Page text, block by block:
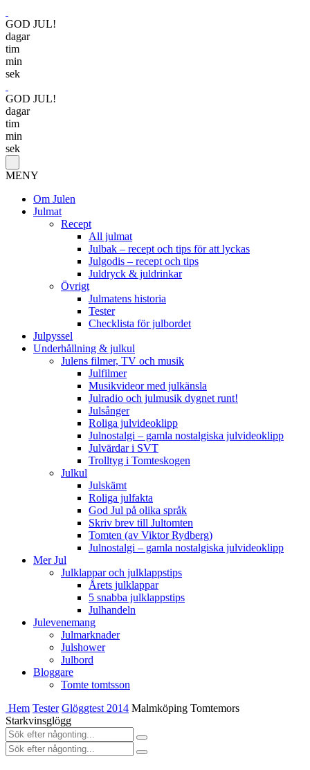
GOD JUL!
dagar
tim
min
sek
GOD JUL!
dagar
tim
min
sek
MENY
Om Julen
Julmat
Recept
All julmat
Julbak – recept och tips för att lyckas
Julgodis – recept och tips
Juldryck & juldrinkar
Övrigt
Julmatens historia
Tester
Checklista för julbordet
Julpyssel
Underhållning & julkul
Julens filmer, TV och musik
Julfilmer
Musikvideor med julkänsla
Julradio och julmusik dygnet runt!
Julsånger
Roliga julvideoklipp
Julnostalgi – gamla nostalgiska julvideoklipp
Julvärdar i SVT
Trolltyg i Tomteskogen
Julkul
Julskämt
Roliga julfakta
God Jul på olika språk
Skriv brev till Jultomten
Tomten (av Viktor Rydberg)
Julnostalgi – gamla nostalgiska julvideoklipp
Mer Jul
Julklappar och julklappstips
Årets julklappar
5 snabba julklappstips
Julhandeln
Julevenemang
Julmarknader
Julshower
Julbord
Bloggare
Tomte tomtsson
Hem Tester Glöggtest 2014 Malmköping Tomtemors
Starkvinsglögg